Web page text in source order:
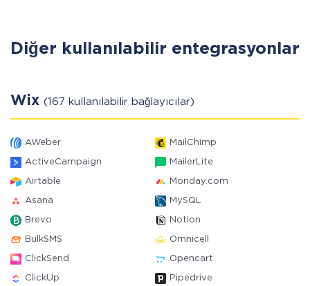
Diğer kullanılabilir entegrasyonlar
Wix (167 kullanılabilir bağlayıcılar)
AWeber MailChimp
ActiveCampaign MailerLite
Airtable Monday.com
Asana MySQL
Brevo Notion
BulkSMS Omnicell
ClickSend Opencart
ClickUp Pipedrive